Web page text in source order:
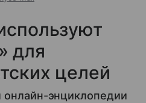
для
целей
онлайн-энциклопедии